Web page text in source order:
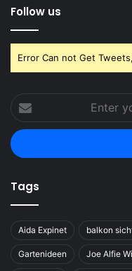
Follow us
Error Can not Get
your
Email
address
Tags
Aida Expinet balkon
Gartenideen Joe Alfie